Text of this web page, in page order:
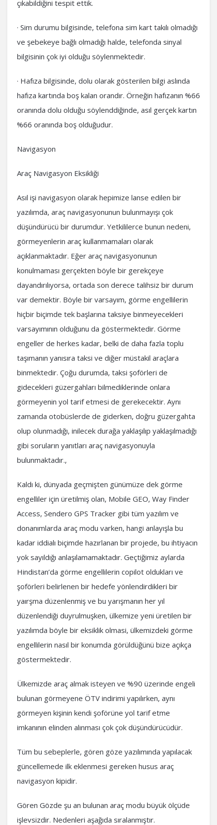
çıkabildiğini tespit ettik.
· Sim durumu bilgisinde, telefona sim kart takılı olmadığı
ve şebekeye bağlı olmadığı halde, telefonda sinyal
bilgisinin çok iyi olduğu söylenmektedir.
· Hafıza bilgisinde, dolu olarak gösterilen bilgi aslında
hafıza kartında boş kalan orandır. Örneğin hafızanın %66
oranında dolu olduğu söylenddiğinde, asıl gerçek kartın
%66 oranında boş olduğudur.
Navigasyon
Araç Navigasyon Eksikliği
Asıl işi navigasyon olarak hepimize lanse edilen bir
yazılımda, araç navigasyonunun bulunmayışı çok
düşündürücü bir durumdur. Yetkililerce bunun nedeni,
görmeyenlerin araç kullanmamaları olarak
açıklanmaktadır. Eğer araç navigasyonunun
konulmaması gerçekten böyle bir gerekçeye
dayandırılıyorsa, ortada son derece talihsiz bir durum
var demektir. Böyle bir varsayım, görme engellilerin
hiçbir biçimde tek başlarına taksiye binmeyecekleri
varsayımının olduğunu da göstermektedir. Görme
engeller de herkes kadar, belki de daha fazla toplu
taşımanın yanısıra taksi ve diğer müstakil araçlara
binmektedir. Çoğu durumda, taksi şoförleri de
gidecekleri güzergahları bilmediklerinde onlara
görmeyenin yol tarif etmesi de gerekecektir. Aynı
zamanda otobüslerde de giderken, doğru güzergahta
olup olunmadığı, inilecek durağa yaklaşılıp yaklaşılmadığı
gibi soruların yanıtları araç navigasyonuyla
bulunmaktadır.,
Kaldı ki, dünyada geçmişten günümüze dek görme
engelliler için üretilmiş olan, Mobile GEO, Way Finder
Access, Sendero GPS Tracker gibi tüm yazılım ve
donanımlarda araç modu varken, hangi anlayışla bu
kadar iddialı biçimde hazırlanan bir projede, bu ihtiyacın
yok sayıldığı anlaşılamamaktadır. Geçtiğimiz aylarda
Hindistan’da görme engellilerin copilot oldukları ve
şoförleri belirlenen bir hedefe yönlendirdikleri bir
yaırşma düzenlenmiş ve bu yarışmanın her yıl
düzenlendiği duyrulmuşken, ülkemize yeni üretilen bir
yazılımda böyle bir eksiklik olmasi, ülkemizdeki görme
engellilerin nasıl bir konumda görüldüğünü bize açıkça
göstermektedir.
Ülkemizde araç almak isteyen ve %90 üzerinde engeli
bulunan görmeyene ÖTV indirimi yapılırken, aynı
görmeyen kişinin kendi şoförüne yol tarif etme
imkanının elinden alınması çok çok düşündürücüdür.
Tüm bu sebeplerle, gören göze yazılımında yapılacak
güncellemede ilk eklenmesi gereken husus araç
navigasyon kipidir.
Gören Gözde şu an bulunan araç modu büyük ölçüde
işlevsizdir. Nedenleri aşağıda sıralanmıştır.